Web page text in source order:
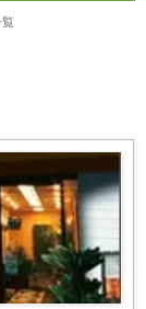
覧